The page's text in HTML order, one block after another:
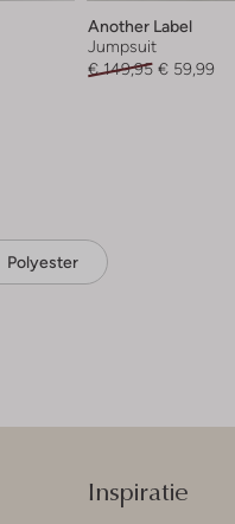
Another Label
Jumpsuit
€ 149,95 € 59,99
Polyester
Inspiratie